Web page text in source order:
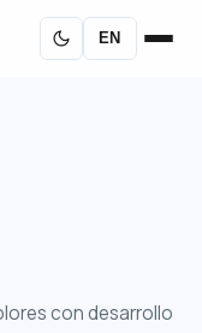
EN
con desarrollo